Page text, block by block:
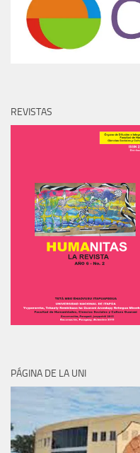
REVISTAS
PÁGINA DE LA UNI